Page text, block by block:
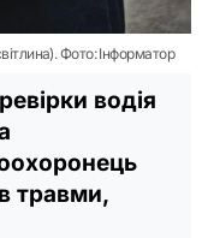
Фото: Інформатор
водія
травми,